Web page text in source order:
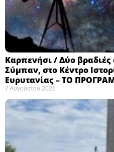
Καρπενήσι / Δύο
Σύμπαν, στο Κέντρο
Ευρυτανίας – ΤΟ
7 Αυγούστου 2026